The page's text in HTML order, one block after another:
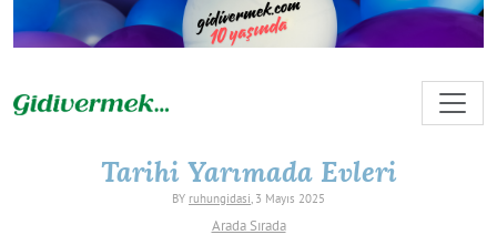
Tarihi Yarımada Evleri
BY ruhungidasi, 3 Mayıs 2025
Arada Sırada